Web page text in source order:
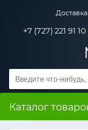
Доставка
+7 (727) 221 91 10
Каталог